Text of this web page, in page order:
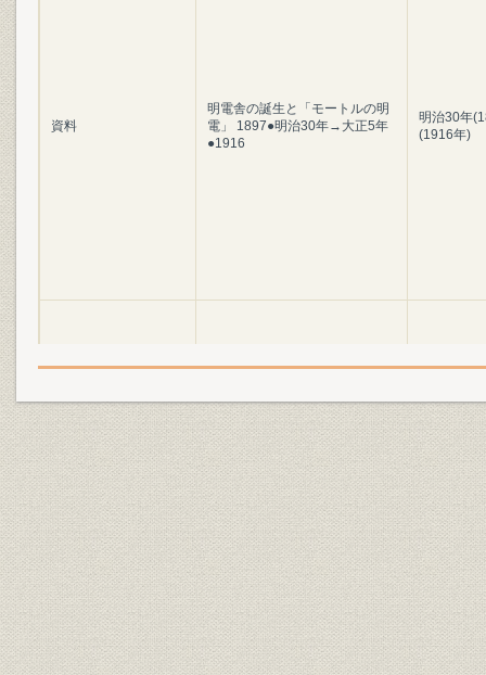
資料
明電舎の誕生と「モートルの明
電」 1897●明治30年→大正5年
●1916
明治30年
(1916年)
設備
明電舎の誕生と「モートルの明
電」 1897●明治30年→大正5年
●1916
大正2年
年)
設備
明電舎の誕生と「モートルの明
電」 1897●明治30年→大正5年
●1916
大正3年
年)